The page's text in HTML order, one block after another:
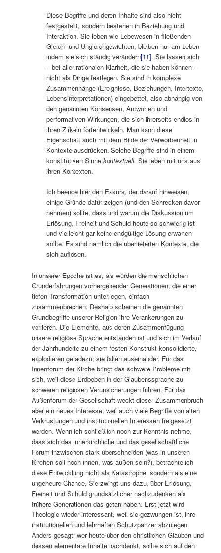
Diese Begriffe und deren Inhalte sind also nicht
festgestellt, sondern bestehen in Beziehung und
Interaktion. Sie leben wie Lebewesen in fließenden
Gleich- und Ungleichgewichten, bleiben nur am Leben
indem sie sich ständig verändern[11]. Sie lassen sich
– bei aller rationalen Klarheit, die sie haben können –
nicht als Dinge festlegen. Sie sind in komplexe
Zusammenhänge (Ereignisse, Beziehungen, Intertexte,
Lebensinterpretationen) eingebettet, also abhängig von
den genannten Konsensen, Antworten und
performativen Wirkungen, die sich ihrerseits endlos in
ihren Zirkeln fortentwickeln. Man kann diese
Eigenschaft auch mit dem Bilde der Verworbenheit in
Kontexte ausdrücken. Solche Begriffe sind in einem
konstitutiven Sinnekontextuell. Sie leben mit uns aus
ihren Kontexten.
Ich beende hier den Exkurs, der darauf hinweisen,
einige Gründe dafür zeigen (und den Schrecken davor
nehmen) sollte, dass und warum die Diskussion um
Erlösung, Freiheit und Schuld heute so schwierig ist
und vielleicht gar keine endgültige Lösung erwarten
sollte. Es sind nämlich die überlieferten Kontexte, die
sich auflösen.
In unserer Epoche ist es, als würden die menschlichen
Grunderfahrungen vorhergehender Generationen, die einer
tiefen Transformation unterliegen, einfach
zusammenbrechen. Deshalb scheinen die genannten
Grundbegriffe unserer Religion ihre Verankerungen zu
verlieren. Die Elemente, aus deren Zusammenfügung
unsere religiöse Sprache entstanden ist und sich im Verlauf
der Jahrhunderte zu einem festen Konstrukt konsolidierte,
explodieren geradezu; sie fallen auseinander. Für das
Innenforum der Kirche bringt das schwere Probleme mit
sich, weil diese Erdbeben in der Glaubenssprache zu
schweren religiösen Verunsicherungen führen. Für das
Außenforum der Gesellschaft weckt dieser Zusammenbruch
aber ein neues Interesse, weil auch viele Begriffe von alten
Verkrustungen und institutionellen Interessen freigesetzt
werden. Wenn ich schließlich noch zur Kenntnis nehme,
dass sich das innerkirchliche und das gesellschaftliche
Forum inzwischen stark überschneiden (was in unseren
Kirchen soll noch innen, was außen sein?), betrachte ich
diese Entwicklung nicht als Katastrophe, sondern als eine
ungeheure Chance, Sie zwingt uns dazu, über Erlösung,
Freiheit und Schuld grundsätzlicher nachzudenken als
frühere Generationen das getan haben. Erst jetzt wird
Theologie wieder interessant, weil sie gezwungen ist, ihre
institutionellen und lehrhaften Schutzpanzer abzulegen.
Anders gesagt: wer heute über den christlichen Glauben und
dessen elementare Inhalte nachdenkt, sollte sich auf den